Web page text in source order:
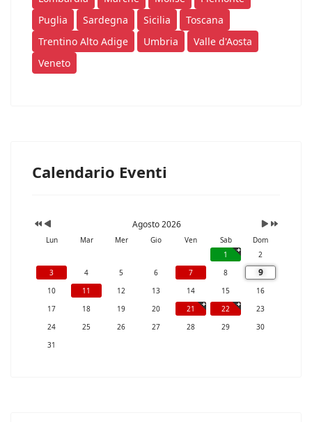
Puglia
Sardegna Sicilia
Toscana
Trentino Alto Adige
Umbria
Valle d'Aosta
Veneto
Calendario Eventi
Agosto 2026
Lun Mar Mer Gio Ven Sab
Dom
1
2
3
4 5 6 7 8 9
10 11 12 13 14 15
16
17
18 19 20 21 22
23
24
25 26 27 28 29
30
31